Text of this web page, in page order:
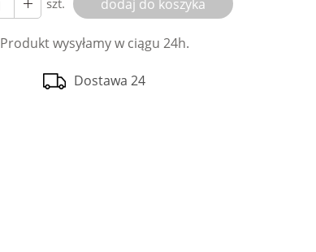
szt. dodaj do koszyka
Produkt wysyłamy w ciągu 24h.
Dostawa 24